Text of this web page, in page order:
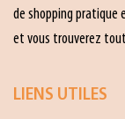
de shopping pratique
et vous trouverez
LIENS UTILES